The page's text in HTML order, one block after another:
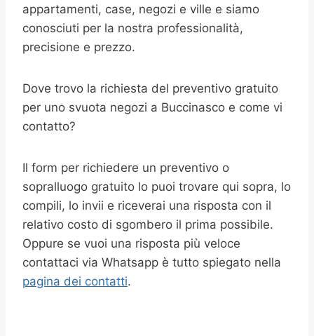
appartamenti, case, negozi e ville e siamo
conosciuti per la nostra professionalità,
precisione e prezzo.
Dove trovo la richiesta del preventivo gratuito
per uno svuota negozi a Buccinasco e come vi
contatto?
Il form per richiedere un preventivo o
sopralluogo gratuito lo puoi trovare qui sopra, lo
compili, lo invii e riceverai una risposta con il
relativo costo di sgombero il prima possibile.
Oppure se vuoi una risposta più veloce
contattaci via Whatsapp è tutto spiegato nella
pagina dei contatti.